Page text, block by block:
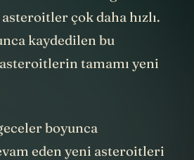
Yıldızlar ve galaksiler
çok daha hızlı.
kaydedilen bu
tamamı yeni
boyunca